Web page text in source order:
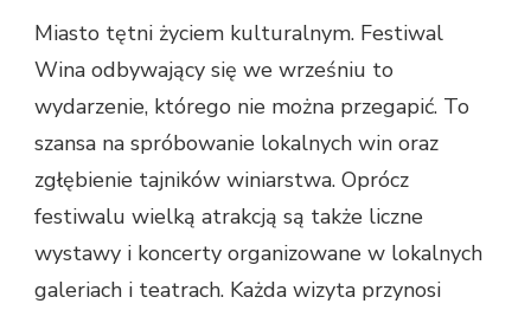
Miasto tętni życiem kulturalnym. Festiwal
Wina odbywający się we wrześniu to
wydarzenie, którego nie można przegapić. To
szansa na spróbowanie lokalnych win oraz
zgłębienie tajników winiarstwa. Oprócz
festiwalu wielką atrakcją są także liczne
wystawy i koncerty organizowane w lokalnych
galeriach i teatrach. Każda wizyta przynosi